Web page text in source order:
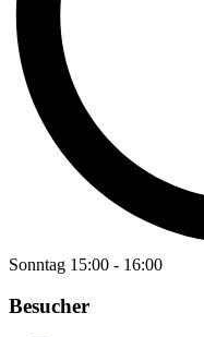
Sonntag 15:00 - 16:00
Besucher